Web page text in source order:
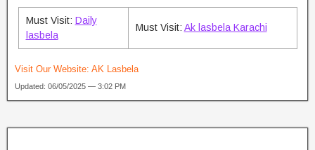
Must Visit: Daily
lasbela
Must Visit: Ak lasbela Karachi
Visit Our Website: AK Lasbela
Updated: 06/05/2025 — 3:02 PM